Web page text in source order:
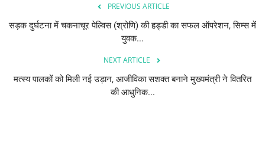
PREVIOUS ARTICLE
सड़क दुर्घटना में चकनाचूर पेल्विस (श्रोणि) की हड्डी का सफल ऑपरेशन, सिम्स में
युवक...
NEXT ARTICLE
मत्स्य पालकों को मिली नई उड़ान, आजीविका सशक्त बनाने मुख्यमंत्री ने वितरित
की आधुनिक...